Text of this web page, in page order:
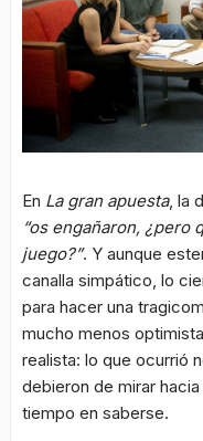
En La gran apuesta, la
“os engañaron, ¿pero
juego?”. Y aunque
canalla simpático, lo
para hacer una
mucho menos
realista: lo que ocurrió
debieron de mirar
tiempo en saberse.